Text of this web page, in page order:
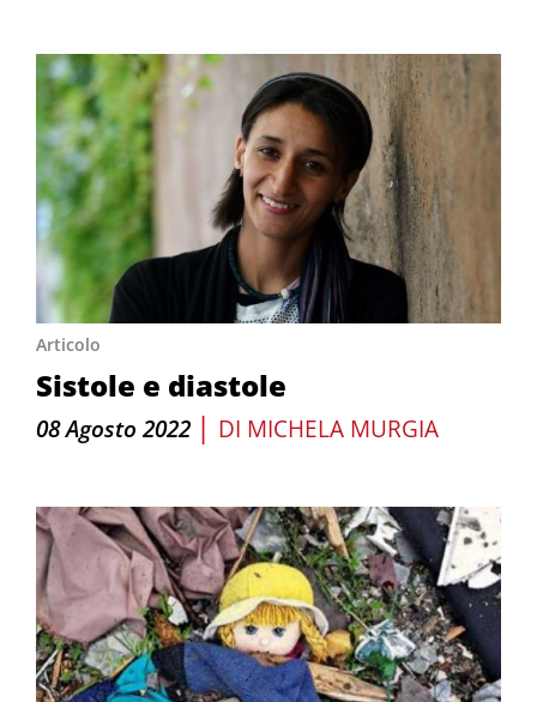
Articolo
Sistole e diastole
08 Agosto 2022 | DI MICHELA MURGIA